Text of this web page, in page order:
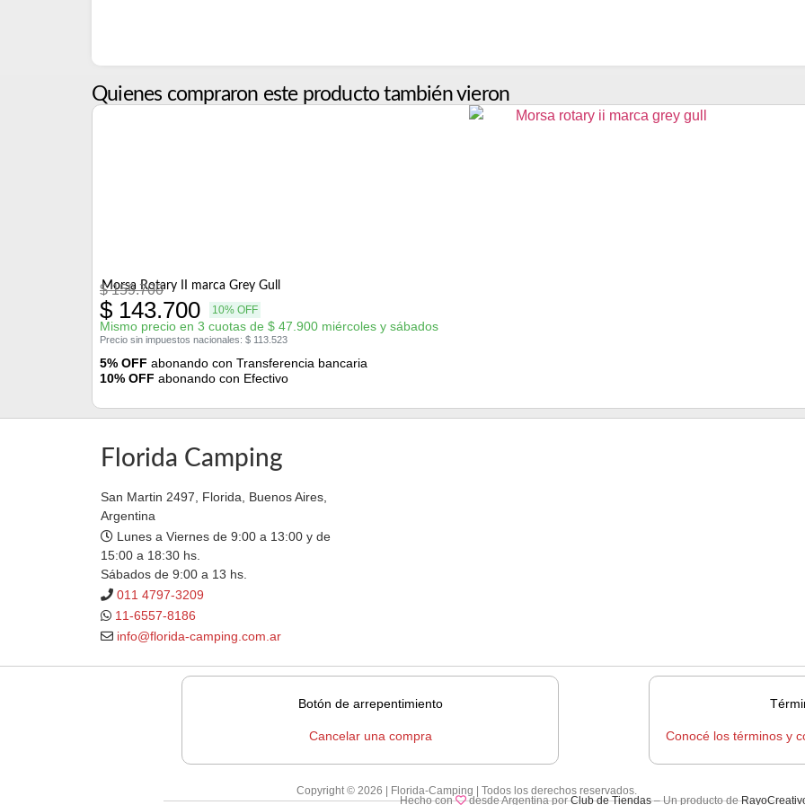
Quienes compraron este producto también vieron
Morsa Rotary II marca Grey Gull
$159.700
$ 143.700 10% OFF
Mismo precio en 3 cuotas de $ 47.900 miércoles y sábados
Precio sin impuestos nacionales: $ 113.523
5% OFF abonando con Transferencia bancaria
10% OFF abonando con Efectivo
Florida Camping
San Martin 2497, Florida, Buenos Aires,
Argentina
Lunes a Viernes de 9:00 a 13:00 y de
15:00 a 18:30 hs.
Sábados de 9:00 a 13 hs.
011 4797-3209
11-6557-8186
info@florida-camping.com.ar
Botón de arrepentimiento
Cancelar una compra Conocé los términos y
Copyright © 2026 | Florida-Camping | Todos los derechos reservados.
Hecho con desde Argentina porClub de Tiendas– Un producto de